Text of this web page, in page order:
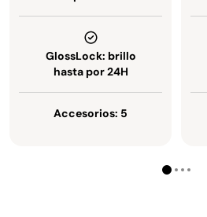
GlossLock: brillo
hasta por 24H
Accesorios: 5